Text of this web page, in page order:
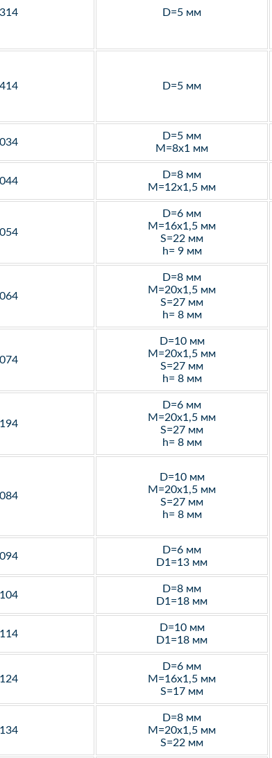
314 D=5 мм
414 D=5 мм
034
D=5 мм
M=8х1 мм
044
D=8 мм
M=12х1,5 мм
054
D=6 мм
M=16х1,5 мм
S=22 мм
h= 9 мм
064
D=8 мм
M=20х1,5 мм
S=27 мм
h= 8 мм
074
D=10 мм
M=20х1,5 мм
S=27 мм
h= 8 мм
194
D=6 мм
M=20х1,5 мм
S=27 мм
h= 8 мм
084
D=10 мм
M=20х1,5 мм
S=27 мм
h= 8 мм
094
D=6 мм
D1=13 мм
104
D=8 мм
D1=18 мм
114
D=10 мм
D1=18 мм
124
D=6 мм
M=16х1,5 мм
S=17 мм
134
D=8 мм
M=20х1,5 мм
S=22 мм